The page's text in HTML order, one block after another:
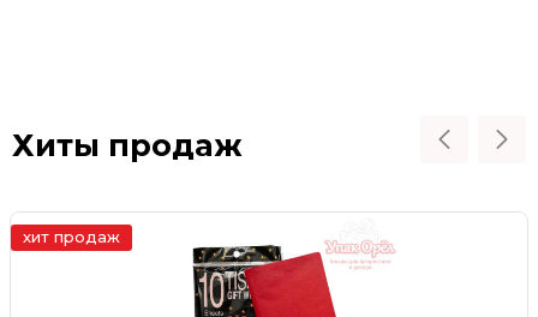
Хиты продаж
хит продаж